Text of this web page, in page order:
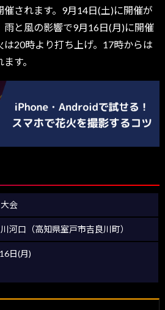
催されます。9月14日(土)に開催が
と風の影響で9月16日(月)に開催
20時より打ち上げ。17時からは
す。
会
河口（高知県室戸市吉良川町）
日(月)